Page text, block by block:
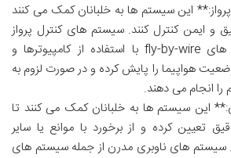
این سیستم ها به خلبانان کمک می کنند
و ایمن کنترل کنند. سیستم های کنترل پرواز
مدرن از جمله سیستم های fly-by-wire با استفاده از کامپیوترها و
هواپیما را پایش کرده و در صورت لزوم به
را انجام می دهند.
این سیستم ها به خلبانان کمک می کنند تا
تعیین کرده و از برخورد با موانع یا سایر
سیستم های ناوبری مدرن از جمله سیستم های